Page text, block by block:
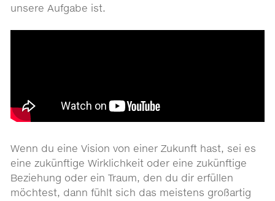
unsere Aufgabe ist.
Wenn du eine Vision von einer Zukunft hast, sei es
eine zukünftige Wirklichkeit oder eine zukünftige
Beziehung oder ein Traum, den du dir erfüllen
möchtest, dann fühlt sich das meistens großartig